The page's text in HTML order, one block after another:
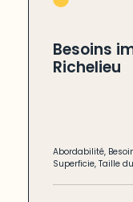
Besoins
Richelieu
Abordabilité,
Superficie,Taille